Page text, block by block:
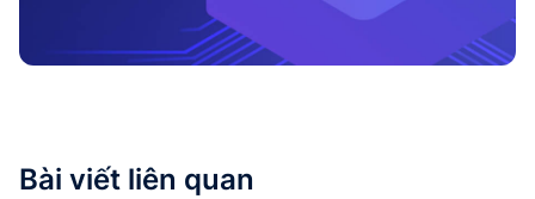
Bài viết liên quan